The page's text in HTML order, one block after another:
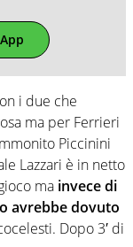
i due che
ma per Ferrieri
Piccinini
Lazzari è in netto
ma invece di
avrebbe dovuto
Dopo 3′ di